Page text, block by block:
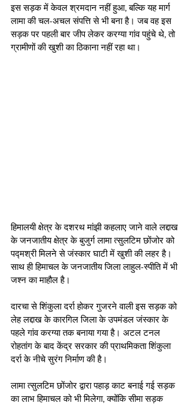
इस सड़क में केवल श्रमदान नहीं हुआ, बल्कि यह मार्ग
लामा की चल-अचल संपत्ति से भी बना है। जब वह इस
सड़क पर पहली बार जीप लेकर करग्या गांव पहुंचे थे, तो
ग्रामीणों की खुशी का ठिकाना नहीं रहा था।
हिमालयी क्षेत्र के दशरथ मांझी कहलाए जाने वाले लद्दाख
के जनजातीय क्षेत्र के बुजुर्ग लामा त्सुलटिम छोंजोर को
पद्मश्री मिलने से जंस्कार घाटी में खुशी की लहर है।
साथ ही हिमाचल के जनजातीय जिला लाहुल-स्पीति में भी
जश्न का माहौल है।
दारचा से शिंकुला दर्रा होकर गुजरने वाली इस सड़क को
लेह लद्दाख के कारगिल जिला के उपमंडल जंस्कार के
पहले गांव करग्या तक बनाया गया है। अटल टनल
रोहतांग के बाद केंद्र सरकार की प्राथमिकता शिंकुला
दर्रा के नीचे सुरंग निर्माण की है।
लामा त्सुलटिम छोंजोर द्वारा पहाड़ काट बनाई गई सड़क
का लाभ हिमाचल को भी मिलेगा, क्योंकि सीमा सड़क